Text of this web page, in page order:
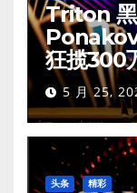
Triton
狂揽300
5 月 25,
头条 精彩